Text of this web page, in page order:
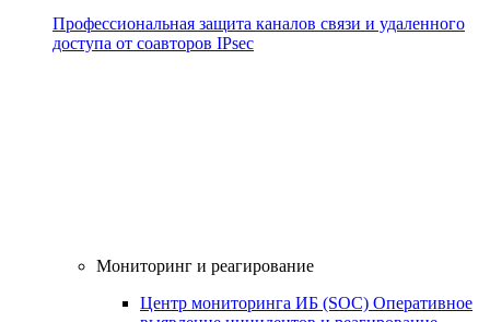
Профессиональная защита каналов связи и удаленного
доступа от соавторов IPsec
Мониторинг и реагирование
Центр мониторинга ИБ (SOC) Оперативное